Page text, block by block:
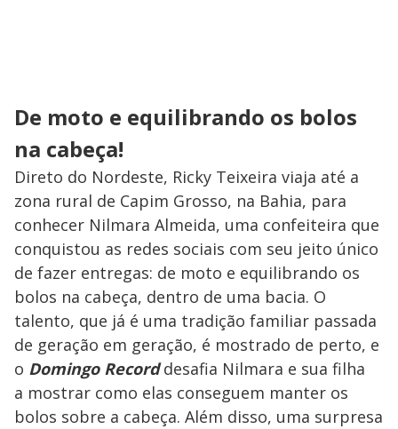
De moto e equilibrando os bolos
na cabeça!
Direto do Nordeste, Ricky Teixeira viaja até a
zona rural de Capim Grosso, na Bahia, para
conhecer Nilmara Almeida, uma confeiteira que
conquistou as redes sociais com seu jeito único
de fazer entregas: de moto e equilibrando os
bolos na cabeça, dentro de uma bacia. O
talento, que já é uma tradição familiar passada
de geração em geração, é mostrado de perto, e
o Domingo Recorddesafia Nilmara e sua filha
a mostrar como elas conseguem manter os
bolos sobre a cabeça. Além disso, uma surpresa